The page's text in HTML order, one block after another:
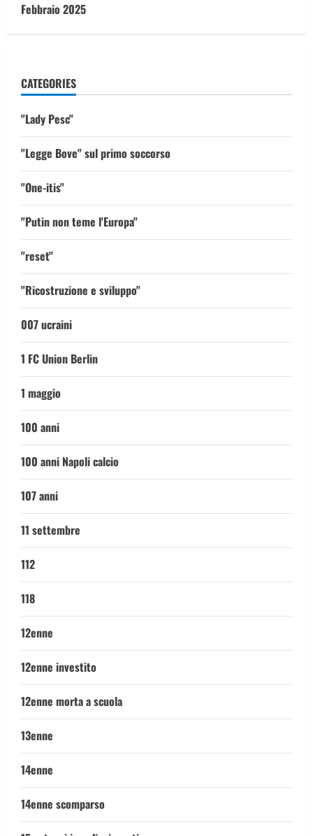
Febbraio 2025
CATEGORIES
"Lady Pesc"
"Legge Bove" sul primo soccorso
"One-itis"
"Putin non teme l'Europa"
"reset"
"Ricostruzione e sviluppo"
007 ucraini
1 FC Union Berlin
1 maggio
100 anni
100 anni Napoli calcio
107 anni
11 settembre
112
118
12enne
12enne investito
12enne morta a scuola
13enne
14enne
14enne scomparso